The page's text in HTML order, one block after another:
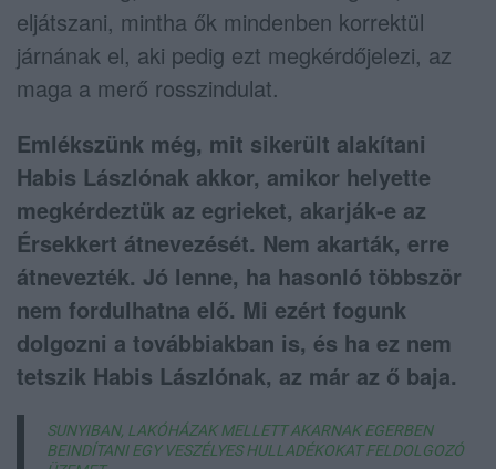
eljátszani, mintha ők mindenben korrektül
járnának el, aki pedig ezt megkérdőjelezi, az
maga a merő rosszindulat.
Emlékszünk még, mit sikerült alakítani
Habis Lászlónak akkor, amikor helyette
megkérdeztük az egrieket, akarják-e az
Érsekkert átnevezését. Nem akarták, erre
átnevezték. Jó lenne, ha hasonló többször
nem fordulhatna elő. Mi ezért fogunk
dolgozni a továbbiakban is, és ha ez nem
tetszik Habis Lászlónak, az már az ő baja.
SUNYIBAN, LAKÓHÁZAK MELLETT AKARNAK EGERBEN
BEINDÍTANI EGY VESZÉLYES HULLADÉKOKAT FELDOLGOZÓ